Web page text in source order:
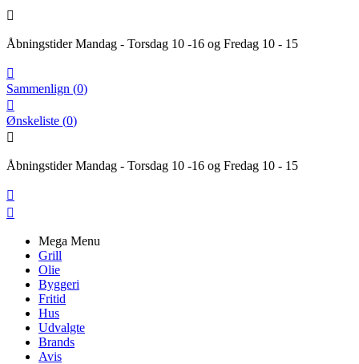

Åbningstider Mandag - Torsdag 10 -16 og Fredag 10 - 15

Sammenlign (0)

Ønskeliste (0)

Åbningstider Mandag - Torsdag 10 -16 og Fredag 10 - 15


Mega Menu
Grill
Olie
Byggeri
Fritid
Hus
Udvalgte
Brands
Avis